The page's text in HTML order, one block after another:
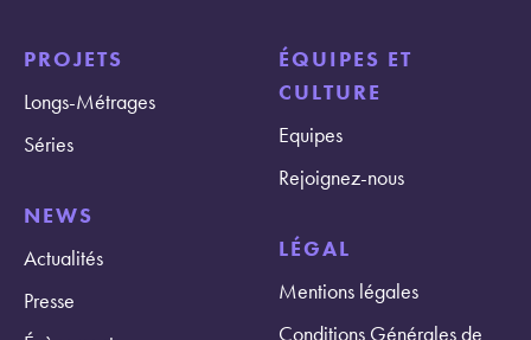
PROJETS
Longs-Métrages
Séries
NEWS
Actualités
Presse
ÉQUIPES ET
CULTURE
Equipes
Rejoignez-nous
LÉGAL
Mentions légales
Conditions Générales de